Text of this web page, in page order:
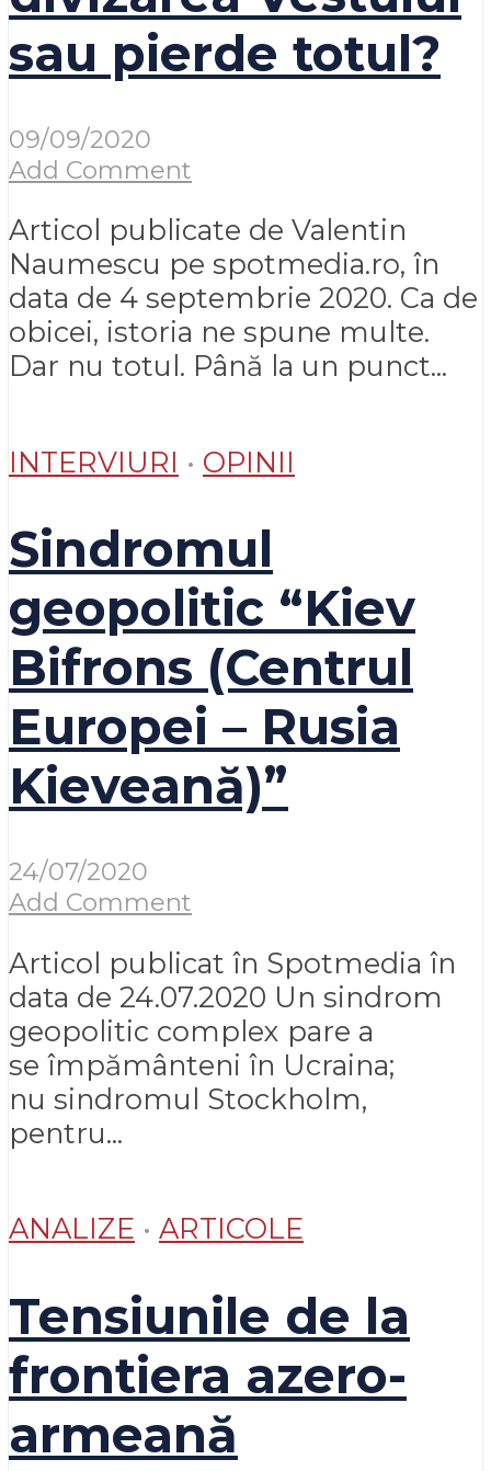
sau pierde totul?
09/09/2020
Add Comment
Articol publicate de Valentin
Naumescu pe spotmedia.ro, în
data de 4 septembrie 2020. Ca de
obicei, istoria ne spune multe.
Dar nu totul. Până la un punct...
INTERVIURI • OPINII
Sindromul
geopolitic “Kiev
Bifrons (Centrul
Europei – Rusia
Kieveană)”
24/07/2020
Add Comment
Articol publicat în Spotmedia în
data de 24.07.2020 Un sindrom
geopolitic complex pare a
se împământeni în Ucraina;
nu sindromul Stockholm,
pentru...
ANALIZE • ARTICOLE
Tensiunile de la
frontiera azero-
armeană